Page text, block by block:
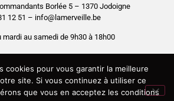
Borlée 5 – 1370 Jodoigne
12 51 – info@lamerveille.be
mardi au samedi de 9h30 à 18h00
Quertémont SRL
BCE0416.261.048
La Merveille – Tous droits réservés
Site réalisé par
cookies pour vous garantir la meilleure
site. Si vous continuez à utiliser ce
que vous en acceptez les conditions